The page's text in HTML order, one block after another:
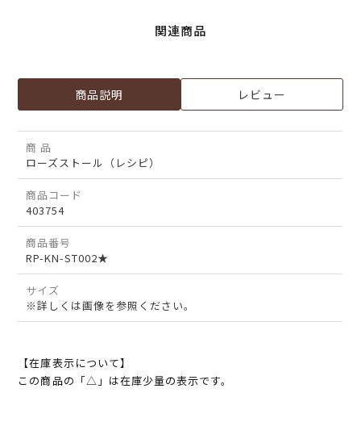
関連商品
商品説明 レビュー
商 品
ローズストール（レシピ）
商品コード
403754
商品番号
RP-KN-ST002★
サイズ
※詳しくは画像を参照ください。
【在庫表示について】
この商品の「△」は在庫少量の表示です。